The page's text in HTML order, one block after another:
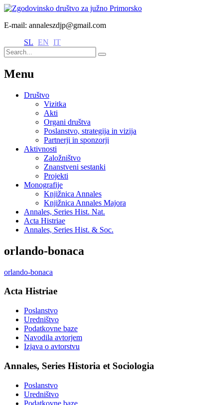
E-mail: annaleszdjp@gmail.com
SL EN IT
Menu
Društvo
Vizitka
Akti
Organi društva
Poslanstvo, strategija in vizija
Partnerji in sponzorji
Aktivnosti
Založništvo
Znanstveni sestanki
Projekti
Monografije
Knjižnica Annales
Knjižnica Annales Majora
Annales, Series Hist. Nat.
Acta Histriae
Annales, Series Hist. & Soc.
orlando-bonaca
orlando-bonaca
Acta Histriae
Poslanstvo
Uredništvo
Podatkovne baze
Navodila avtorjem
Izjava o avtorstvu
Annales, Series Historia et Sociologia
Poslanstvo
Uredništvo
Podatkovne baze